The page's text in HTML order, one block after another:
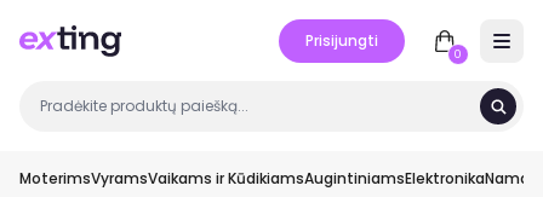
Prisijungti
0
MoterimsVyramsVaikams ir KūdikiamsAugintiniamsElektronikaNamai